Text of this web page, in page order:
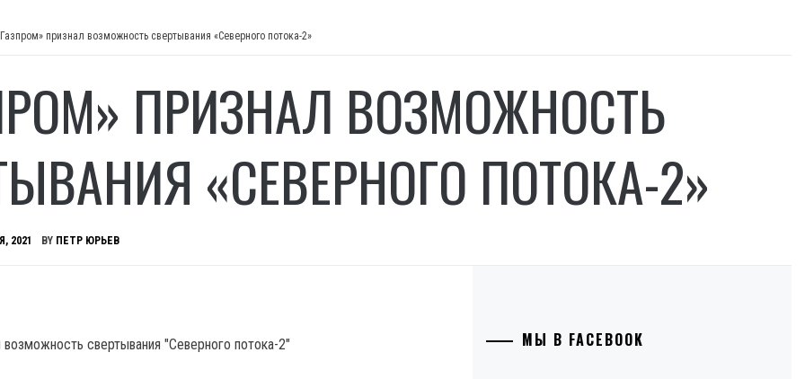
признал возможность свертывания «Северного потока-2»
ПРИЗНАЛ ВОЗМОЖНОСТЬ
«СЕВЕРНОГО ПОТОКА-2»
2021 BY ПЕТР ЮРЬЕВ
МЫ В FACEBOOK